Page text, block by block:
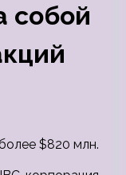
собой
$820 млн.